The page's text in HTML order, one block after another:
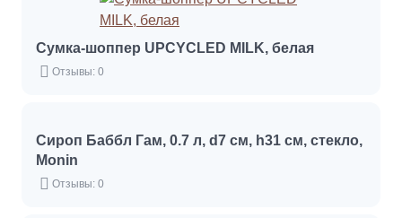
Сумка-шоппер UPCYCLED MILK, белая
Отзывы: 0
Сироп Баббл Гам, 0.7 л, d7 см, h31 см, стекло,
Monin
Отзывы: 0